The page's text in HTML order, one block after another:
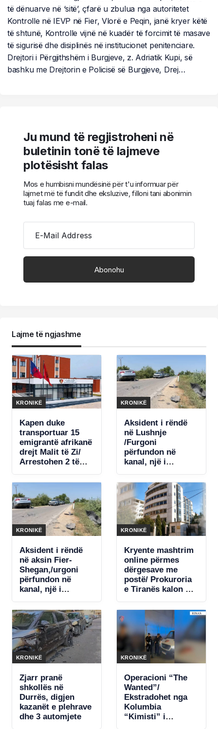
të dënuarve në ‘sitë’, çfarë u zbulua nga autoritetet
Kontrolle në IEVP në Fier, Vlorë e Peqin, janë kryer këtë
të shtunë, Kontrolle vijnë në kuadër të forcimit të masave
të sigurisë dhe disiplinës në institucionet penitenciare.
Drejtori i Përgjithshëm i Burgjeve, z. Adriatik Kupi, së
bashku me Drejtorin e Policisë së Burgjeve, Drej…
Ju mund të regjistroheni në
buletinin tonë të lajmeve
plotësisht falas
Mos e humbisni mundësinë për t'u informuar për
lajmet më të fundit dhe eksluzive, filloni tani abonimin
tuaj falas me e-mail.
E-Mail Address
Lajme të ngjashme
KRONIKË
Kapen duke
transportuar 15
emigrantë afrikanë
drejt Malit të Zi/
Arrestohen 2 të
KRONIKË
Aksident i rëndë
në Lushnje
/Furgoni
përfundon në
kanal, një i
gjendje të rëndë
KRONIKË
Aksident i rëndë
në aksin Fier-
Shegan,/urgoni
përfundon në
kanal, një i
gjendje të rëndë
KRONIKË
Kryente mashtrim
online përmes
dërgesave me
postë/ Prokuroria
e Tiranës kalon për
nigerian
KRONIKË
Zjarr pranë
shkollës në
Durrës, digjen
kazanët e plehrave
dhe 3 automjete
KRONIKË
Operacioni “The
Wanted”/
Ekstradohet nga
Kolumbia
“Kimisti” i